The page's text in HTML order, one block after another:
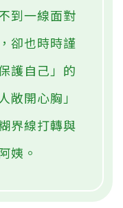
到一線面對
卻也時時謹
護自己」的
敞開心胸」
界線打轉與
姨。